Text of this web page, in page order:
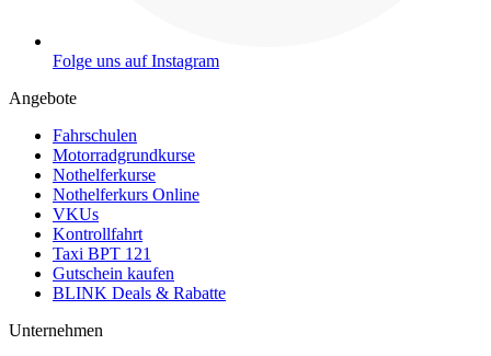
Folge uns auf Instagram
Angebote
Fahrschulen
Motorradgrundkurse
Nothelferkurse
Nothelferkurs Online
VKUs
Kontrollfahrt
Taxi BPT 121
Gutschein kaufen
BLINK Deals & Rabatte
Unternehmen